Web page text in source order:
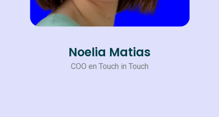
Noelia Matias
COO en Touch in Touch